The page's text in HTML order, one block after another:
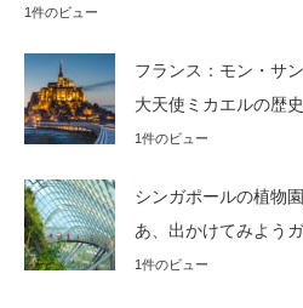
1件のビュー
フランス：モン・サ
大天使ミカエルの歴
1件のビュー
シンガポールの植物
あ、出かけてみよう
1件のビュー